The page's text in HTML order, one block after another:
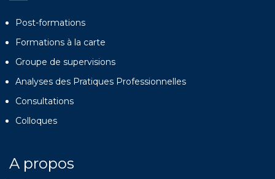
Post-formations
Formations à la carte
Groupe de supervisions
Analyses des Pratiques Professionnelles
Consultations
Colloques
A propos